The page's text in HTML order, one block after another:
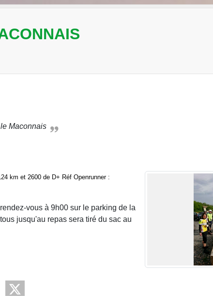
le Maconnais
km et 2600 de D+ Réf Openrunner :
vous à 9h00 sur le parking de la
jusqu'au repas sera tiré du sac au